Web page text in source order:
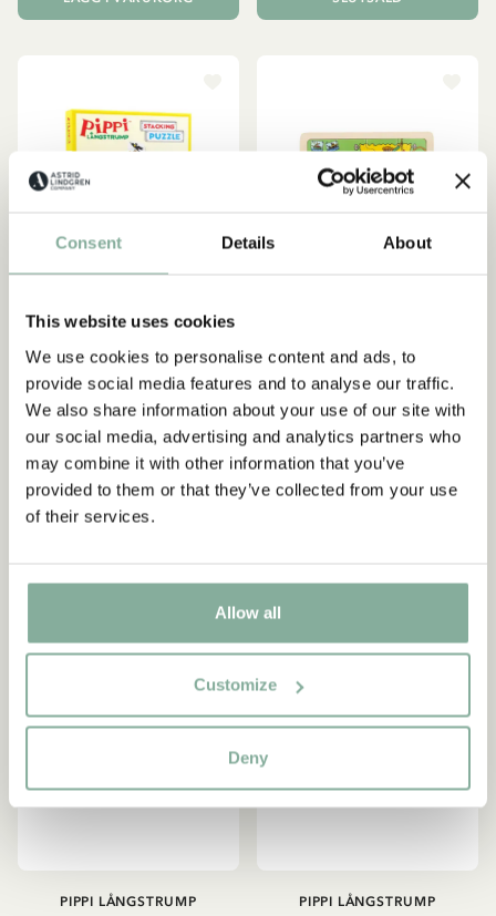
Consent Details About
This website uses cookies
We use cookies to personalise content and ads, to
provide social media features and to analyse our traffic.
We also share information about your use of our site with
our social media, advertising and analytics partners who
may combine it with other information that you’ve
provided to them or that they’ve collected from your use
of their services.
Allow all
Customize
Deny
Pussel att stapla Pippi
Långstrump
PIPPI LÅNGSTRUMP
229.00 SEK
LÄGG I VARUKORG
Pussel Pippi Långstrump &
Lilla Gubben - 16 bitar
PIPPI LÅNGSTRUMP
119.00 SEK
PIPPI LÅNGSTRUMP PIPPI LÅNGSTRUMP